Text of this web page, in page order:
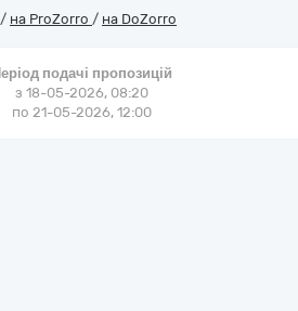
/ на ProZorro / на DoZorro
подачі пропозицій
з 18-05-2026, 08:20
по 21-05-2026, 12:00